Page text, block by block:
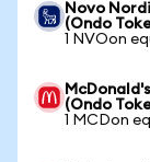
Novo
(Ondo
1 NVOon
(Ondo
1 MCDon